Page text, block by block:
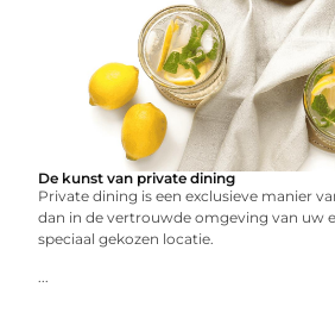
De kunst van private dining
Private dining is een exclusieve manier
dan in de vertrouwde omgeving van uw
speciaal gekozen locatie.
...